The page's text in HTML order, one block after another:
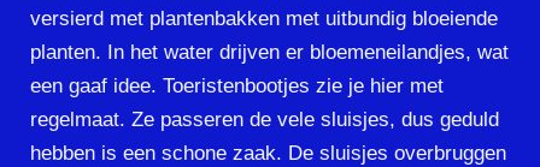
versierd met plantenbakken met uitbundig bloeiende
planten. In het water drijven er bloemeneilandjes, wat
een gaaf idee. Toeristenbootjes zie je hier met
regelmaat. Ze passeren de vele sluisjes, dus geduld
hebben is een schone zaak. De sluisjes overbruggen